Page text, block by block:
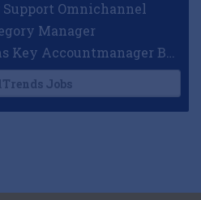
Omnichannel
Manager
Jobs